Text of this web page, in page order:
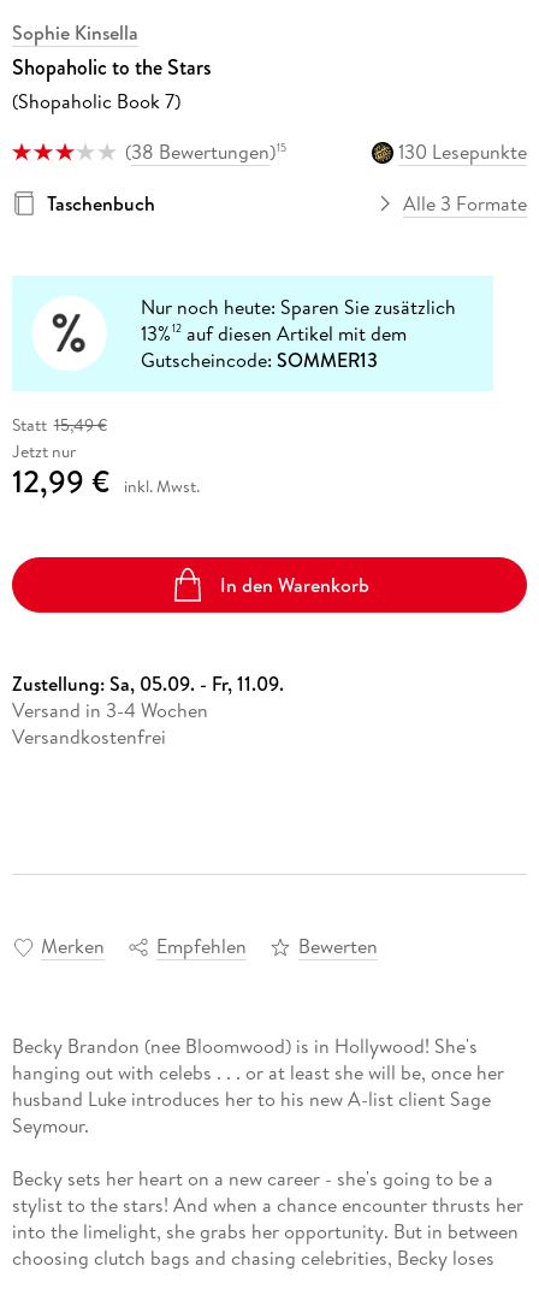
Sophie Kinsella
Shopaholic to the Stars
(Shopaholic Book 7)
(38 Bewertungen)15
130 Lesepunkte
Taschenbuch
Alle 3 Formate
Nur noch heute: Sparen Sie zusätzlich
13%12 auf diesen Artikel mit dem
Gutscheincode:SOMMER13
Statt 15,49 €
Jetzt nur
12,99 € inkl. Mwst.
In den Warenkorb
Zustellung:Sa, 05.09. - Fr, 11.09.
Versand in 3-4 Wochen
Versandkostenfrei
Merken Empfehlen Bewerten
Becky Brandon (nee Bloomwood) is in Hollywood! She's
hanging out with celebs . . . or at least she will be, once her
husband Luke introduces her to his new A-list client Sage
Seymour.
Becky sets her heart on a new career - she's going to be a
stylist to the stars! And when a chance encounter thrusts her
into the limelight, she grabs her opportunity. But in between
choosing clutch bags and chasing celebrities, Becky loses